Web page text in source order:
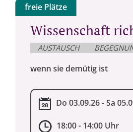
freie Plätze
Wissenschaft
AUSTAUSCH
wenn sie demütig ist
Do 03.09.26 - Sa
18:00 - 14:00 Uhr